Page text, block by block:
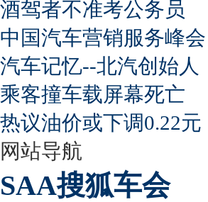
酒驾者不准考公务员
中国汽车营销服务峰会
汽车记忆--北汽创始人
乘客撞车载屏幕死亡
热议油价或下调0.22元
网站导航
SAA搜狐车会